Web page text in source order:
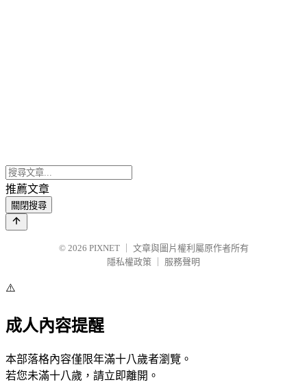
推薦文章
關閉搜尋
© 2026 PIXNET
文章與圖片權利屬原作者所有
隱私權政策
服務聲明
⚠️
成人內容提醒
本部落格內容僅限年滿十八歲者瀏覽。
若您未滿十八歲，請立即離開。